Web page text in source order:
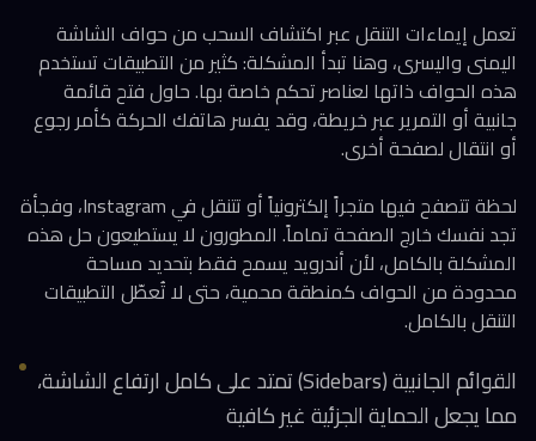
تعمل إيماءات التنقل عبر اكتشاف السحب من حواف الشاشة
اليمنى واليسرى، وهنا تبدأ المشكلة: كثير من التطبيقات تستخدم
هذه الحواف ذاتها لعناصر تحكم خاصة بها. حاول فتح قائمة
جانبية أو التمرير عبر خريطة، وقد يفسر هاتفك الحركة كأمر رجوع
أو انتقال لصفحة أخرى.
لحظة تتصفح فيها متجراً إلكترونياً أو تتنقل في Instagram، وفجأة
تجد نفسك خارج الصفحة تماماً. المطورون لا يستطيعون حل هذه
المشكلة بالكامل، لأن أندرويد يسمح فقط بتحديد مساحة
محدودة من الحواف كمنطقة محمية، حتى لا تُعطّل التطبيقات
التنقل بالكامل.
القوائم الجانبية (Sidebars) تمتد على كامل ارتفاع الشاشة،
مما يجعل الحماية الجزئية غير كافية